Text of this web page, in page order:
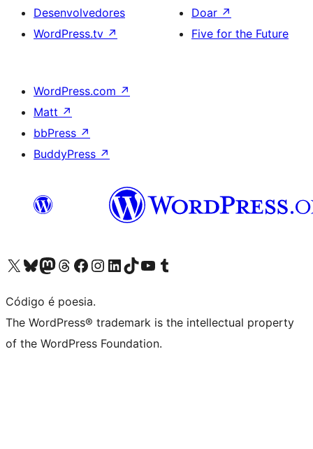
Desenvolvedores
WordPress.tv ↗
Doar ↗
Five for the Future
WordPress.com ↗
Matt ↗
bbPress ↗
BuddyPress ↗
Acessar nossa conta do X (antigo Twitter)
Acessar nossa conta do Bluesky
Acessar nossa conta do Mastodon
Acessar nossa conta do Threads
Acessar nossa página do Facebook
Acessar nossa conta do Instagram
Acessar nossa conta do LinkedIn
Acessar nossa conta do TikTok
Acessar nosso canal do YouTube
Acessar nossa conta no Tumblr
Código é poesia.
The WordPress® trademark is the intellectual property
of the WordPress Foundation.